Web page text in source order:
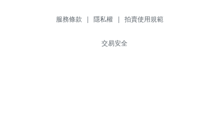
服務條款 | 隱私權 | 拍賣使用規範
交易安全